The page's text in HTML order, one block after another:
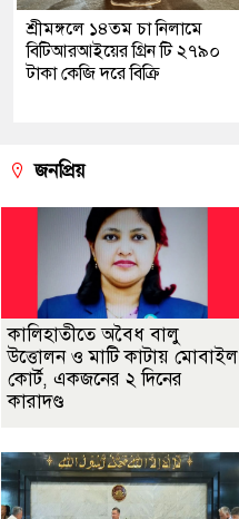
শ্রীমঙ্গলে ১৪তম চা নিলামে
বিটিআরআইয়ের গ্রিন টি ২৭৯০
টাকা কেজি দরে বিক্রি
জনপ্রিয়
কালিহাতীতে অবৈধ বালু
উত্তোলন ও মাটি কাটায় মোবাইল
কোর্ট, একজনের ২ দিনের
কারাদণ্ড